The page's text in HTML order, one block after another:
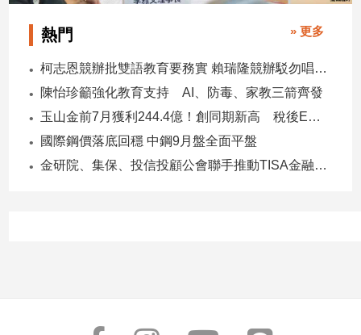
影
音
專
合
作
熱門 » 更多
柯志恩競辦批雙語教育要務實 賴瑞隆競辦駁勿唱衰高雄
陳怡珍籲強化教育支持 AI、防毒、家教三箭齊發
玉山金前7月獲利244.4億！創同期新高 稅後EPS自結1.51元
國際鋼價落底回穩 中鋼9月盤全面平盤
金研院、集保、投信投顧公會聯手推動TISA金融教育 將辦150場宣講